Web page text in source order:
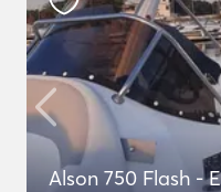
Alson 750 Flash -